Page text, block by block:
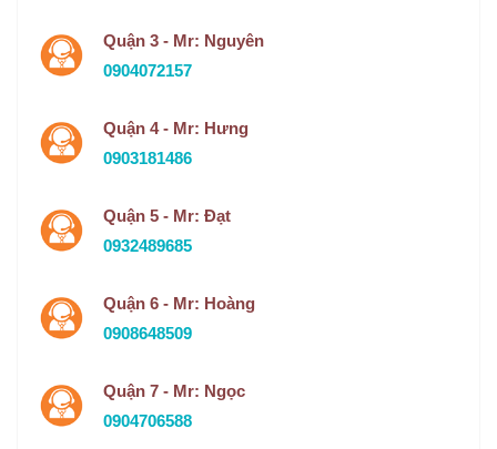
Quận 3 - Mr: Nguyên
0904072157
Quận 4 - Mr: Hưng
0903181486
Quận 5 - Mr: Đạt
0932489685
Quận 6 - Mr: Hoàng
0908648509
Quận 7 - Mr: Ngọc
0904706588